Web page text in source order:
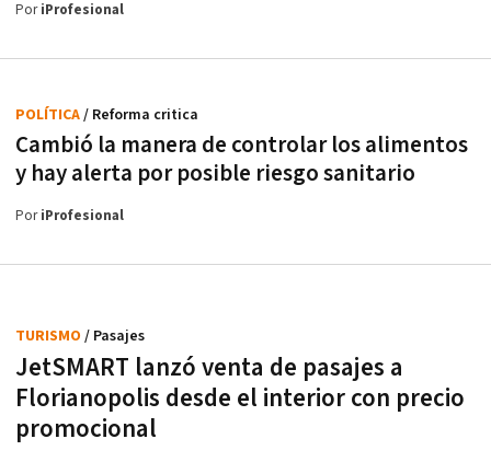
PoriProfesional
Cambió la manera de controlar los alimentos
y hay alerta por posible riesgo sanitario
POLÍTICA/ Reforma critica
PoriProfesional
JetSMART lanzó venta de pasajes a
Florianopolis desde el interior con precio
promocional
TURISMO / Pasajes